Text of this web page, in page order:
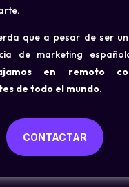
que a pesar de ser
de marketing
en remoto
de todo el mundo.
CONTACTAR